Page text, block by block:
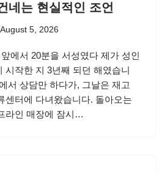
네는 현실적인 조언
August 5, 2026
에서 20분을 서성였다 제가 성인
시작한 지 3년째 되던 해였습니
서 상담만 하다가, 그날은 재고
센터에 다녀왔습니다. 돌아오는
라인 매장에 잠시…